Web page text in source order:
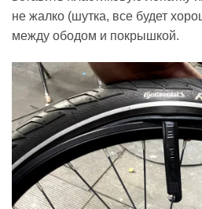
не жалко (шутка, все будет
между ободом и покрышкой.